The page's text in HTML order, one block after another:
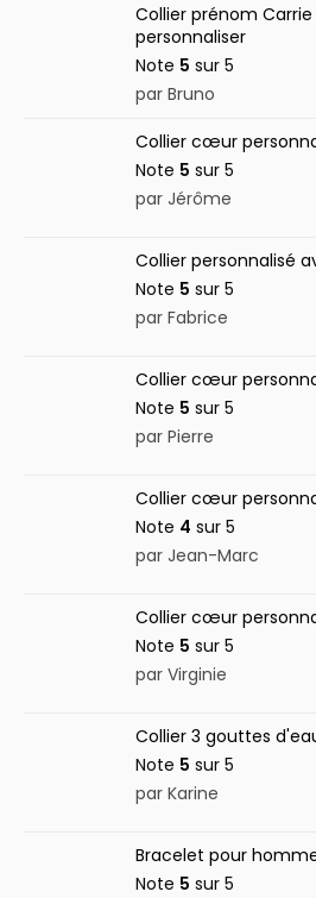
Collier prénom Carrie
personnaliser
Note 5 sur 5
par Bruno
Collier cœur
Note 5 sur 5
par Jérôme
Collier personnalisé
Note 5 sur 5
par Fabrice
Collier cœur
Note 5 sur 5
par Pierre
Collier cœur
Note 4 sur 5
par Jean-Marc
Collier cœur
Note 5 sur 5
par Virginie
Collier 3 gouttes
Note 5 sur 5
par Karine
Bracelet pour
Note 5 sur 5